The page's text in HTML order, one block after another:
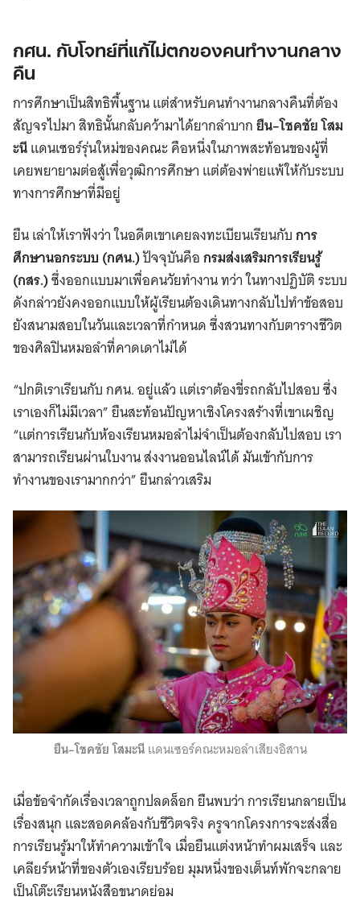
กศน. กับโจทย์ที่แก้ไม่ตกของคนทำงานกลาง
คืน
การศึกษาเป็นสิทธิพื้นฐาน แต่สำหรับคนทำงานกลางคืนที่ต้อง
สัญจรไปมา สิทธินั้นกลับคว้ามาได้ยากลำบากยืน–โชคชัย โสม
ะนีแดนเซอร์รุ่นใหม่ของคณะ คือหนึ่งในภาพสะท้อนของผู้ที่
เคยพยายามต่อสู้เพื่อวุฒิการศึกษา แต่ต้องพ่ายแพ้ให้กับระบบ
ทางการศึกษาที่มีอยู่
ยืน เล่าให้เราฟังว่า ในอดีตเขาเคยลงทะเบียนเรียนกับการ
ศึกษานอกระบบ (กศน.)ปัจจุบันคือกรมส่งเสริมการเรียนรู้
(กสร.)ซึ่งออกแบบมาเพื่อคนวัยทำงาน ทว่า ในทางปฏิบัติ ระบบ
ดังกล่าวยังคงออกแบบให้ผู้เรียนต้องเดินทางกลับไปทำข้อสอบ
ยังสนามสอบในวันและเวลาที่กำหนด ซึ่งสวนทางกับตารางชีวิต
ของศิลปินหมอลำที่คาดเดาไม่ได้
“ปกติเราเรียนกับ กศน. อยู่แล้ว แต่เราต้องขี่รถกลับไปสอบ ซึ่ง
เราเองก็ไม่มีเวลา” ยืนสะท้อนปัญหาเชิงโครงสร้างที่เขาเผชิญ
“แต่การเรียนกับห้องเรียนหมอลำไม่จำเป็นต้องกลับไปสอบ เรา
สามารถเรียนผ่านใบงาน ส่งงานออนไลน์ได้ มันเข้ากับการ
ทำงานของเรามากกว่า” ยืนกล่าวเสริม
ยืน–โชคชัย โสมะนีแดนเซอร์คณะหมอลำเสียงอิสาน
เมื่อข้อจำกัดเรื่องเวลาถูกปลดล็อก ยืนพบว่า การเรียนกลายเป็น
เรื่องสนุก และสอดคล้องกับชีวิตจริง ครูจากโครงการจะส่งสื่อ
การเรียนรู้มาให้ทำความเข้าใจ เมื่อยืนแต่งหน้าทำผมเสร็จ และ
เคลียร์หน้าที่ของตัวเองเรียบร้อย มุมหนึ่งของเต็นท์พักจะกลาย
เป็นโต๊ะเรียนหนังสือขนาดย่อม